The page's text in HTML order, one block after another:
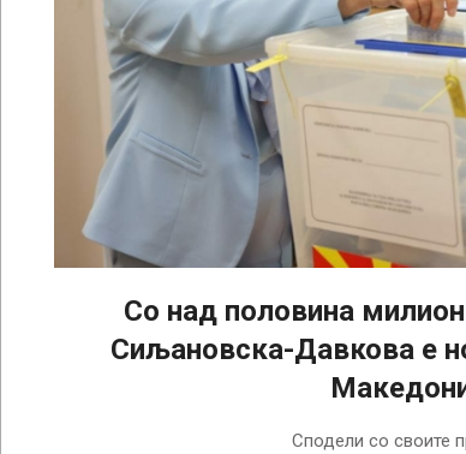
Со над половина
Сиљановска-Давкова е
Сподели со своите